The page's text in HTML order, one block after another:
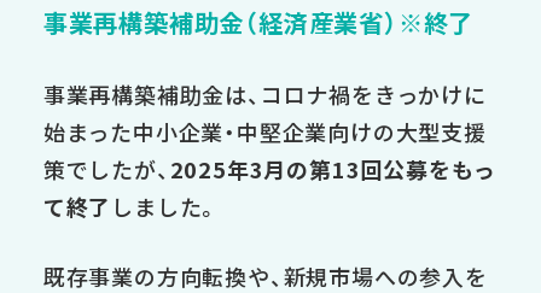
事業再構築補助金（経済産業省）※終了
事業再構築補助金は、コロナ禍をきっかけに
始まった中小企業・中堅企業向けの大型支援
策でしたが、 2025年3月の第13回公募をもっ
て終了 しました。
既存事業の方向転換や、新規市場への参入を